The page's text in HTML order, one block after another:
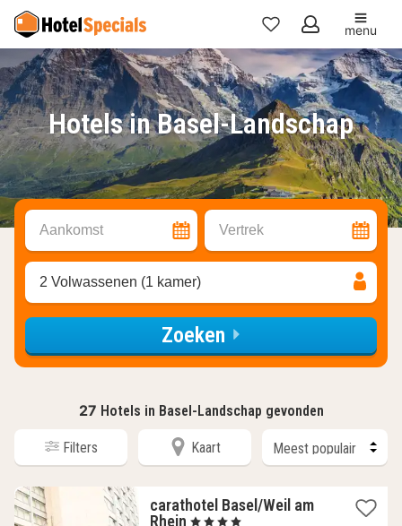
Mijn
favorieten
menu
Hotels in Basel-Landschap
Aankomst Vertrek
2 Volwassenen (1 kamer)
Zoeken
27 Hotels in Basel-Landschap gevonden
Filters Kaart
carathotel Basel/Weil am
Rhein 1
, 4 Sterren